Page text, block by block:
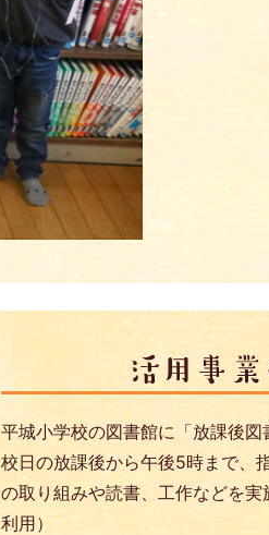
平城小学校の図書館に「放課後
校日の放課後から午後5時まで、
の取り組みや読書、工作などを
利用）